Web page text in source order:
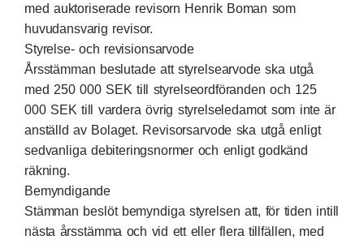
med auktoriserade revisorn Henrik Boman som
huvudansvarig revisor.
Styrelse- och revisionsarvode
Årsstämman beslutade att styrelsearvode ska utgå
med 250 000 SEK till styrelseordföranden och 125
000 SEK till vardera övrig styrelseledamot som inte är
anställd av Bolaget. Revisorsarvode ska utgå enligt
sedvanliga debiteringsnormer och enligt godkänd
räkning.
Bemyndigande
Stämman beslöt bemyndiga styrelsen att, för tiden intill
nästa årsstämma och vid ett eller flera tillfällen, med